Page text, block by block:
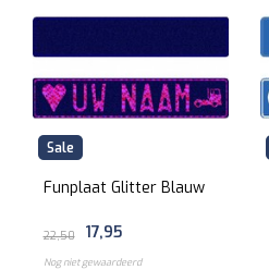
Sale
Funplaat Glitter Blauw
22,50 17,95
Nog niet gewaardeerd